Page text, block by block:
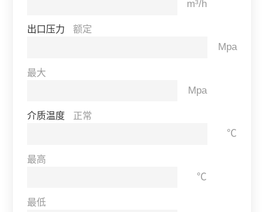
m³/h
出口压力 额定
Mpa
最大
Mpa
介质温度 正常
℃
最高
℃
最低